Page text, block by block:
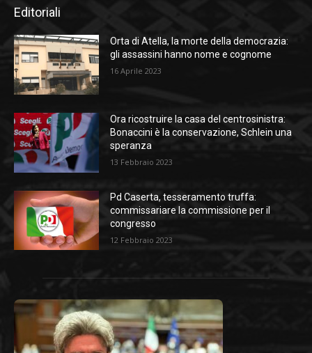
Editoriali
Orta di Atella, la morte della democrazia:
gli assassini hanno nome e cognome
16 Aprile 2023
Ora ricostruire la casa del centrosinistra:
Bonaccini è la conservazione, Schlein una
speranza
13 Febbraio 2023
Pd Caserta, tesseramento truffa:
commissariare la commissione per il
congresso
12 Febbraio 2023